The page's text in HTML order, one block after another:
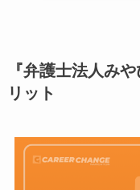
『弁護士法人み
リット